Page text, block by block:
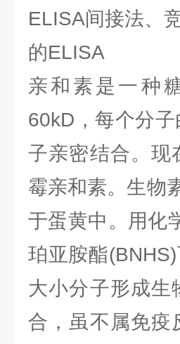
ELISA间接法、
的ELISA
亲和素是一种
60kD，每个分
子亲密结合。现
霉亲和素。生物
于蛋黄中。用化
珀亚胺酯
大小分子形成生
合，虽不属免疫